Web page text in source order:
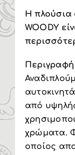
Η πλούσια
WOODY
Περιγραφή
από
χρώματα.
οποίος